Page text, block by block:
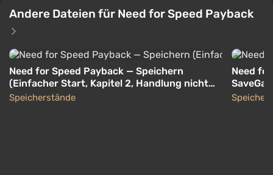
Andere Dateien für Need for Speed Payback
Need for Speed Payback — Speichern
(Einfacher Start, Kapitel 2, Handlung nicht
abgeschlossen, Chips, Banner, Springen,
Speicherstände
Need
wurden